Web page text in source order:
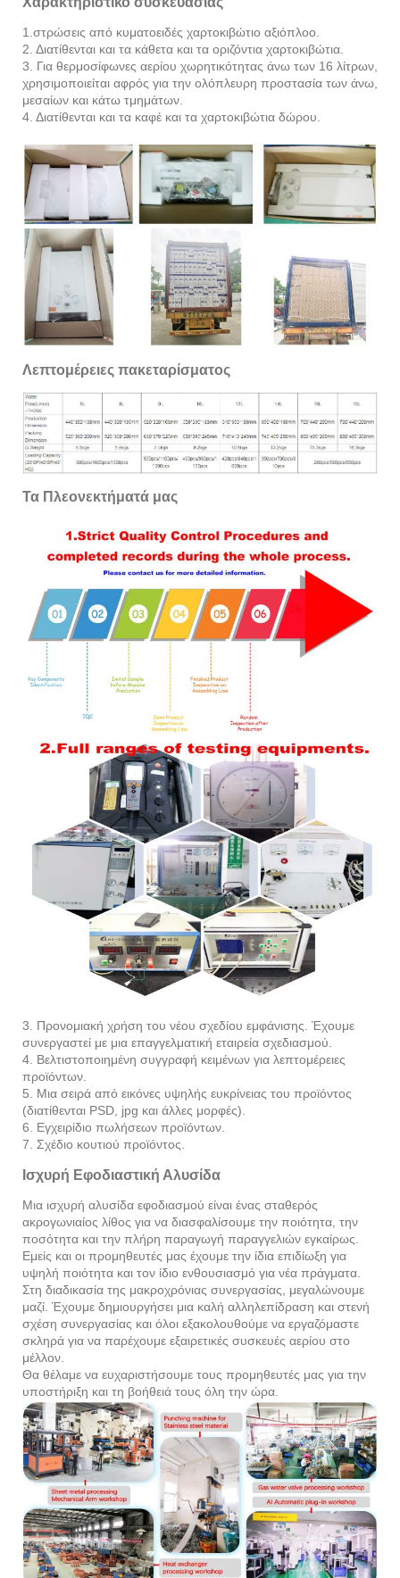
1.στρώσεις από κυματοειδές χαρτοκιβώτιο αξιόπλοο.
2. Διατίθενται και τα κάθετα και τα οριζόντια χαρτοκιβώτια.
3. Για θερμοσίφωνες αερίου χωρητικότητας άνω των 16 λίτρων,
χρησιμοποιείται αφρός για την ολόπλευρη προστασία των άνω,
μεσαίων και κάτω τμημάτων.
4. Διατίθενται και τα καφέ και τα χαρτοκιβώτια δώρου.
Λεπτομέρειες πακεταρίσματος
Τα Πλεονεκτήματά μας
3. Προνομιακή χρήση του νέου σχεδίου εμφάνισης. Έχουμε
συνεργαστεί με μια επαγγελματική εταιρεία σχεδιασμού.
4. Βελτιστοποιημένη συγγραφή κειμένων για λεπτομέρειες
προϊόντων.
5. Μια σειρά από εικόνες υψηλής ευκρίνειας του προϊόντος
(διατίθενται PSD, jpg και άλλες μορφές).
6. Εγχειρίδιο πωλήσεων προϊόντων.
7. Σχέδιο κουτιού προϊόντος.
Ισχυρή Εφοδιαστική Αλυσίδα
Μια ισχυρή αλυσίδα εφοδιασμού είναι ένας σταθερός
ακρογωνιαίος λίθος για να διασφαλίσουμε την ποιότητα, την
ποσότητα και την πλήρη παραγωγή παραγγελιών εγκαίρως.
Εμείς και οι προμηθευτές μας έχουμε την ίδια επιδίωξη για
υψηλή ποιότητα και τον ίδιο ενθουσιασμό για νέα πράγματα.
Στη διαδικασία της μακροχρόνιας συνεργασίας, μεγαλώνουμε
μαζί. Έχουμε δημιουργήσει μια καλή αλληλεπίδραση και στενή
σχέση συνεργασίας και όλοι εξακολουθούμε να εργαζόμαστε
σκληρά για να παρέχουμε εξαιρετικές συσκευές αερίου στο
μέλλον.
Θα θέλαμε να ευχαριστήσουμε τους προμηθευτές μας για την
υποστήριξη και τη βοήθειά τους όλη την ώρα.